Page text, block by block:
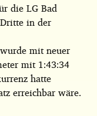
die LG Bad
in der
mit neuer
mit 1:43:34
hatte
erreichbar wäre.